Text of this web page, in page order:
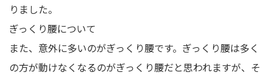
りました。
ぎっくり腰について
また、意外に多いのがぎっくり腰です。ぎっくり腰は多く
の方が動けなくなるのがぎっくり腰だと思われますが、そ